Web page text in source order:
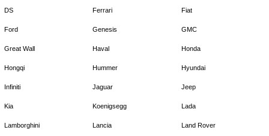
DS Ferrari Fiat
Ford Genesis GMC
Great Wall Haval Honda
Hongqi Hummer Hyundai
Infiniti Jaguar Jeep
Kia Koenigsegg Lada
Lamborghini Lancia Land Rover